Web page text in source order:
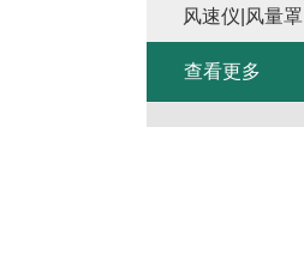
风速仪|风量罩
查看更多